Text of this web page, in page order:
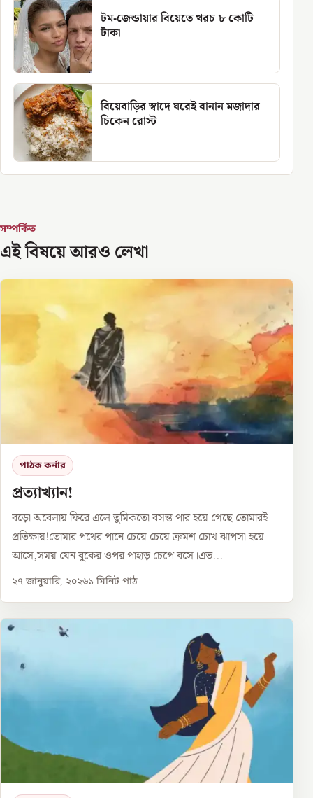
টম-জেন্ডায়ার বিয়েতে খরচ ৮ কোটি
টাকা
বিয়েবাড়ির স্বাদে ঘরেই বানান মজাদার
চিকেন রোস্ট
সম্পর্কিত
এই বিষয়ে আরও লেখা
পাঠক কর্নার
প্রত্যাখ্যান!
বড়ো অবেলায় ফিরে এলে তুমিকতো বসন্ত পার হয়ে গেছে তোমারই
প্রতিক্ষায়!তোমার পথের পানে চেয়ে চেয়ে ক্রমশ চোখ ঝাপসা হয়ে
আসে,সময় যেন বুকের ওপর পাহাড় চেপে বসে।এভ...
২৭ জানুয়ারি, ২০২৬১ মিনিট পাঠ